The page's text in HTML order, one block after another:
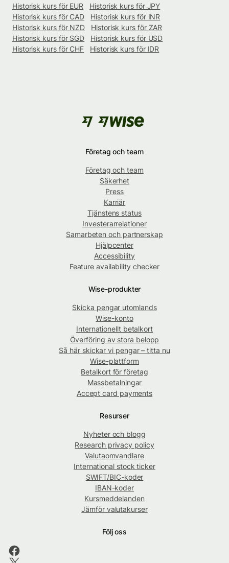
Historisk kurs för EUR
Historisk kurs för JPY
Historisk kurs för CAD
Historisk kurs för INR
Historisk kurs för NZD
Historisk kurs för ZAR
Historisk kurs för SGD
Historisk kurs för USD
Historisk kurs för CHF
Historisk kurs för IDR
Företag och team
Företag och team
Säkerhet
Press
Karriär
Tjänstens status
Investerarrelationer
Samarbeten och partnerskap
Hjälpcenter
Accessibility
Feature availability checker
Wise-produkter
Skicka pengar utomlands
Wise-konto
Internationellt betalkort
Överföring av stora belopp
Så här skickar vi pengar – titta nu
Wise-plattform
Betalkort för företag
Massbetalningar
Accept card payments
Resurser
Nyheter och blogg
Research privacy policy
Valutaomvandlare
International stock ticker
SWIFT/BIC-koder
IBAN-koder
Kursmeddelanden
Jämför valutakurser
Följ oss